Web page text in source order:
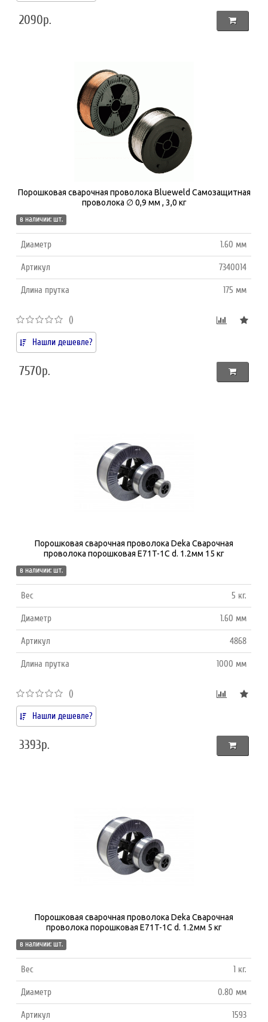
2090р.
Порошковая сварочная проволока Blueweld Самозащитная
проволока ∅ 0,9 мм , 3,0 кг
в наличии: шт.
Диаметр 1.60 мм
Артикул 7340014
Длина прутка 175 мм
()
Нашли дешевле?
7570р.
Порошковая сварочная проволока Deka Сварочная
проволока порошковая E71T-1С d. 1.2мм 15 кг
в наличии: шт.
Вес 5 кг.
Диаметр 1.60 мм
Артикул 4868
Длина прутка 1000 мм
()
Нашли дешевле?
3393р.
Порошковая сварочная проволока Deka Сварочная
проволока порошковая E71T-1С d. 1.2мм 5 кг
в наличии: шт.
Вес 1 кг.
Диаметр 0.80 мм
Артикул 1593